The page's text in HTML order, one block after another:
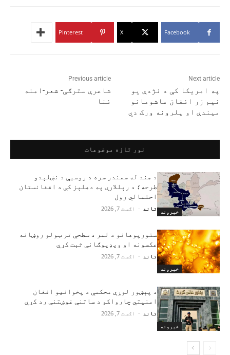
Facebook
X
Pinterest
Previous article
شاعرې سترګې- شعر-امنه
فنا
Next article
په امریکا کې د نژدې یو
نیم زر افغان ماشومانو
میندې او پلرونه ورک دي
نور تازه موضوعات
خبرونه
د هند له سمندر سره د روسیې د نښلېدو
طرحه؛ د رېللارې په دهلېز کې د افغانستان
احتمالي رول
تاند - اګست 7, 2026
خبرونه
ستورپوهانو د لمر د سطحې تر ټولو روښانه
عکسونه او ویډیوګانې ثبت کړې
تاند - اګست 7, 2026
خبرونه
د پېښور لوړې محکمې د پخوانیو افغان
امنیتي چارواکو د ساتنې غوښتنې رد کړې
تاند - اګست 7, 2026